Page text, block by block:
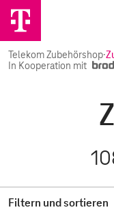
Telekom Zubehörshop·
In Kooperation mit
Filtern und sortieren